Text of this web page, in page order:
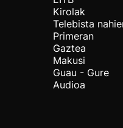
Kirolak
Telebista
Primeran
Gaztea
Makusi
Guau - Gure
Audioa